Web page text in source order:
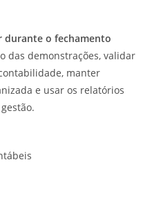
durante o fechamento
das demonstrações, validar
manter
e usar os relatórios